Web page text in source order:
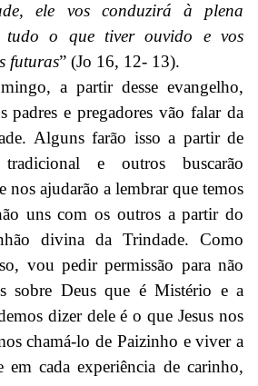
ele vos conduzirá à plena
tudo o que tiver ouvido e vos
futuras” (Jo 16, 12- 13).
a partir desse evangelho,
e pregadores vão falar da
Alguns farão isso a partir de
e outros buscarão
nos ajudarão a lembrar que temos
uns com os outros a partir do
divina da Trindade. Como
vou pedir permissão para não
sobre Deus que é Mistério e a
dizer dele é o que Jesus nos
chamá-lo de Paizinho e viver a
cada experiência de carinho,